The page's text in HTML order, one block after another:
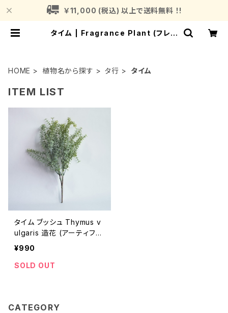
￥11,000 (税込) 以上で送料無料 ！!
タイム | Fragrance Plant (フレグ
HOME 植物名から探す タ行 タイム
ITEM LIST
タイム ブッシュ Thymus v
ulgaris 造花 (アーティフィ
シャルフラワー) フェイクグ
¥990
SOLD OUT
CATEGORY